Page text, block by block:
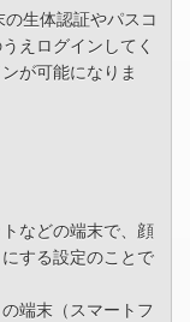
生体認証やパスコ
えログインしてく
が可能になりま
などの端末で、顔
する設定のことで
端末（スマートフ